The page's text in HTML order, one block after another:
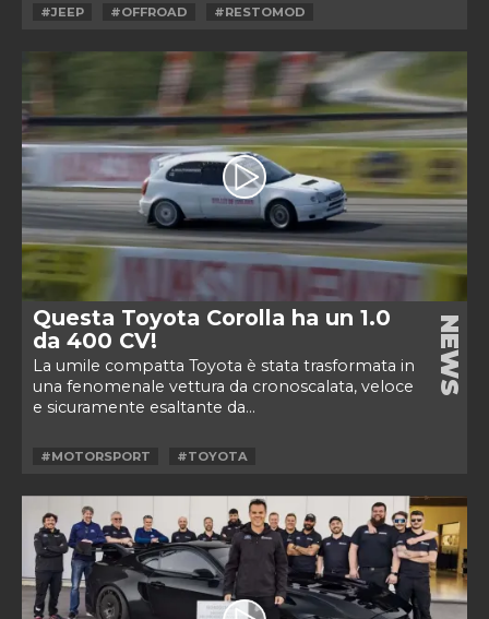
#JEEP #OFFROAD #RESTOMOD
Questa Toyota Corolla ha un 1.0
da 400 CV!
La umile compatta Toyota è stata trasformata in
una fenomenale vettura da cronoscalata, veloce
e sicuramente esaltante da...
NEWS
#MOTORSPORT #TOYOTA